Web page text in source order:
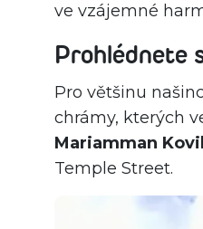
ve vzájemné
Prohlédnete
Pro většinu
chrámy, kterých
Mariamman Kovil
Temple Street.